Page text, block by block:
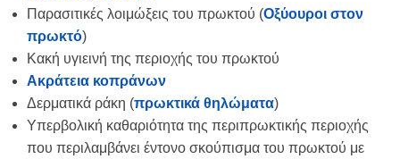
Παρασιτικές λοιμώξεις του πρωκτού (Οξύουροι στον
πρωκτό)
Κακή υγιεινή της περιοχής του πρωκτού
Ακράτεια κοπράνων
Δερματικά ράκη (πρωκτικά θηλώματα)
Υπερβολική καθαριότητα της περιπρωκτικής περιοχής
που περιλαμβάνει έντονο σκούπισμα του πρωκτού με